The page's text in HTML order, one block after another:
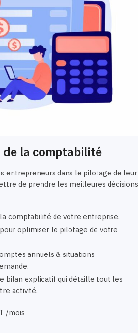
de la comptabilité
entrepreneurs dans le pilotage de leur
de prendre les meilleures décisions
comptabilité de votre entreprise.
optimiser le pilotage de votre
annuels & situations
bilan explicatif qui détaille tout les
activité.
/mois